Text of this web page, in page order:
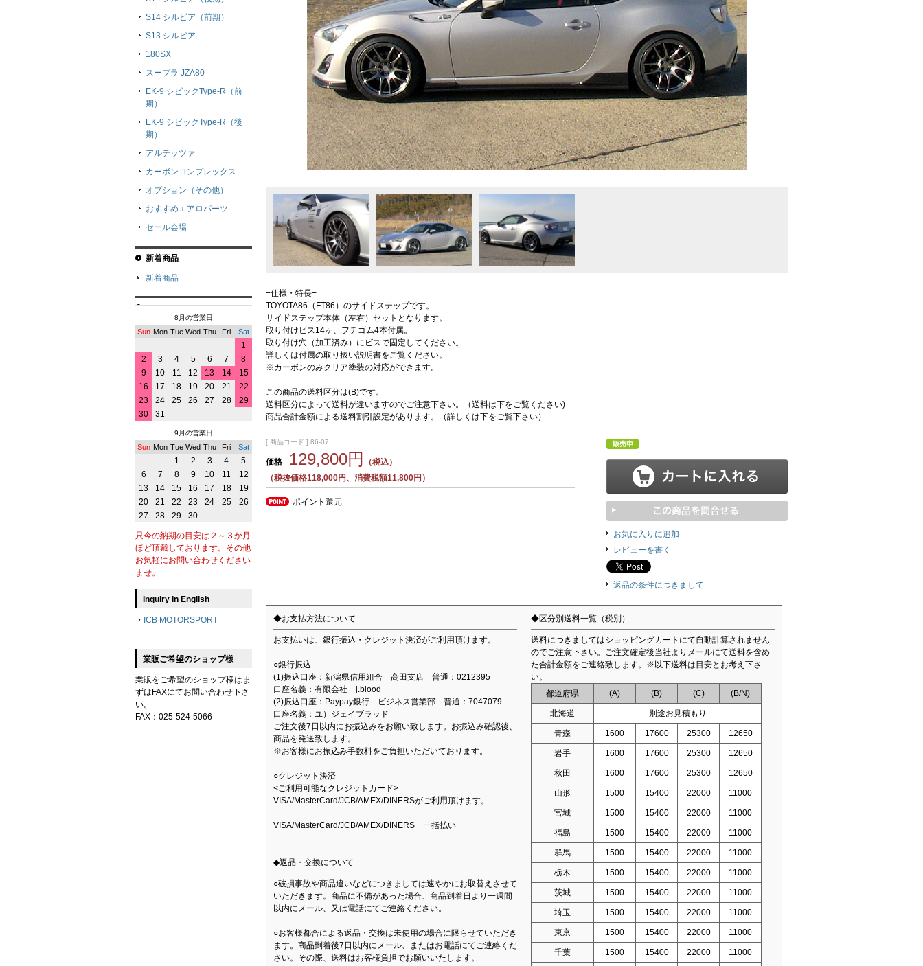
−仕様・特長−
TOYOTA86（FT86）のサイドステップです。
サイドステップ本体（左右）セットとなります。
取り付けビス14ヶ、フチゴム4本付属。
取り付け穴（加工済み）にビスで固定してください。
詳しくは付属の取り扱い説明書をご覧ください。
※カーボンのみクリア塗装の対応ができます。
この商品の送料区分は(B)です。
送料区分によって送料が違いますのでご注意下さい。（送料は下をご覧ください)
商品合計金額による送料割引設定があります。（詳しくは下をご覧下さい）
[ 商品コード ] 86-07
価格 129,800円
（税込）
（税抜価格118,000円、消費税額11,800円）
ポイント還元
お気に入りに追加
レビューを書く
返品の条件につきまして
◆お支払方法について
お支払いは、銀行振込・クレジット決済がご利用頂けます。
○銀行振込
(1)振込口座：新潟県信用組合 高田支店 普通：0212395
口座名義：有限会社 j.blood
(2)振込口座：Paypay銀行 ビジネス営業部 普通：7047079
口座名義：ユ）ジェイブラッド
ご注文後7日以内にお振込みをお願い致します。お振込み確認後、
商品を発送致します。
※お客様にお振込み手数料をご負担いただいております。
○クレジット決済
<ご利用可能なクレジットカード>
VISA/MasterCard/JCB/AMEX/DINERSがご利用頂けます。
VISA/MasterCard/JCB/AMEX/DINERS 一括払い
◆返品・交換について
○破損事故や商品違いなどにつきましては速やかにお取替えさせて
いただきます。商品に不備があった場合、商品到着日より一週間
以内にメール、又は電話にてご連絡ください。
○お客様都合による返品・交換は未使用の場合に限らせていただき
ます。商品到着後7日以内にメール、またはお電話にてご連絡くだ
さい。その際、送料はお客様負担でお願いいたします。
◆区分別送料一覧（税別）
送料につきましてはショッピングカートにて自動計算されません
のでご注意下さい。ご注文確定後当社よりメールにて送料を含め
た合計金額をご連絡致します。※以下送料は目安とお考え下さ
い。
都道府県
(A) (B) (C) (B/N)
北海道 別途お見積もり
青森 1600 17600 25300 12650
岩手 1600 17600 25300 12650
秋田 1600 17600 25300 12650
山形 1500 15400 22000 11000
宮城 1500 15400 22000 11000
福島 1500 15400 22000 11000
群馬 1500 15400 22000 11000
栃木 1500 15400 22000 11000
茨城 1500 15400 22000 11000
埼玉 1500 15400 22000 11000
東京 1500 15400 22000 11000
千葉 1500 15400 22000 11000
S14 シルビア（前期）
S13 シルビア
180SX
スープラ JZA80
EK-9 シビックType-R（前
期）
EK-9 シビックType-R（後
期）
アルテッツァ
カーボンコンプレックス
オプション（その他）
おすすめエアロパーツ
セール会場
新着商品
新着商品
8月の営業日
Sun Mon Tue Wed Thu Fri Sat
1
2
3 4 5 6 7
8
9
10 11 12 13 14
15
16
17 18 19 20 21
22
23
24 25 26 27 28
29
30
31
9月の営業日
Sun Mon Tue Wed Thu Fri Sat
1 2 3 4
5
6
7 8 9 10 11
12
13
14 15 16 17 18
19
20
21 22 23 24 25
26
27
28 29 30
只今の納期の目安は２～３か月
ほど頂戴しております。その他
お気軽にお問い合わせください
ませ。
Inquiry in English
・ ICB MOTORSPORT
業販ご希望のショップ様
業販をご希望のショップ様はま
ずはFAXにてお問い合わせ下さ
い。
FAX：025-524-5066